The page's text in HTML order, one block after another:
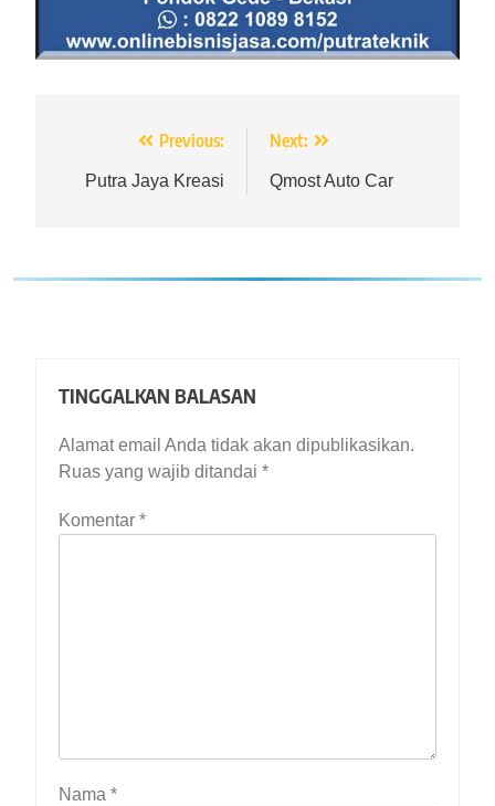
Navigasi
pos
Previous:
Putra Jaya Kreasi
Next:
Qmost Auto Car
TINGGALKAN BALASAN
Alamat email Anda tidak akan dipublikasikan.
Ruas yang wajib ditandai *
Komentar *
Nama *